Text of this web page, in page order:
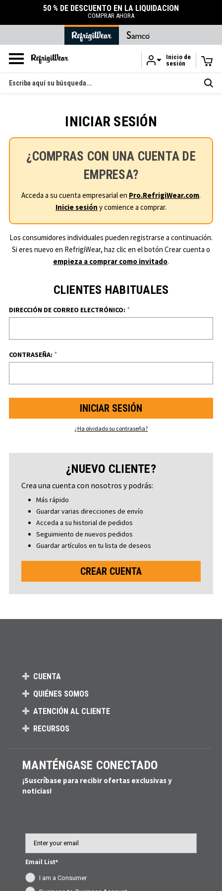
Ir al contenido principal
50 % DE DESCUENTO EN LA LIQUIDACIÓN
COMPRAR AHORA
Inicio de
sesión
Buscar
en
INICIAR SESIÓN
¿COMPRAS CON UNA CUENTA DE
EMPRESA?
Acceda a su cuenta empresarial en Pro.RefrigiWear.com.
Inicie sesión y comience a comprar.
Los consumidores individuales pueden registrarse a continuación.
Si eres nuevo en RefrigiWear, haz clic en el botón Crear cuenta o
empieza a comprar como invitado.
CLIENTES HABITUALES
DIRECCIÓN DE CORREO ELECTRÓNICO: *
CONTRASEÑA: *
¿Ha olvidado su contraseña?
¿NUEVO CLIENTE?
Crea una cuenta con nosotros y podrás:
Más rápido
Guardar varias direcciones de envío
Acceda a su historial de pedidos
Seguimiento de nuevos pedidos
Guardar artículos en tu lista de deseos
CREAR CUENTA
CUENTA
QUIÉNES SOMOS
ATENCIÓN AL CLIENTE
RECURSOS
MANTÉNGASE CONECTADO
¡Suscríbase para recibir ofertas exclusivas y
noticias!
Email List*
I am a Consumer